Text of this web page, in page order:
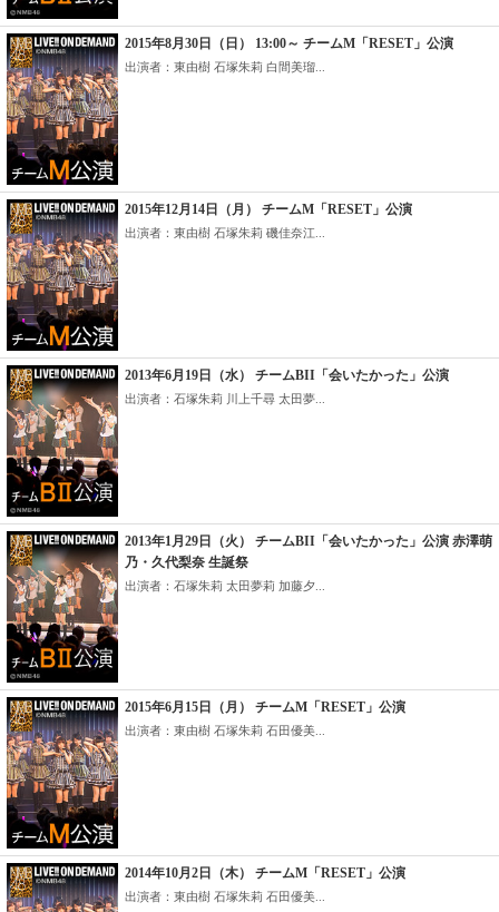
2015年8月30日（日） 13:00～ チームM「RESET」公演
出演者：東由樹 石塚朱莉 白間美瑠...
2015年12月14日（月） チームM「RESET」公演
出演者：東由樹 石塚朱莉 磯佳奈江...
2013年6月19日（水） チームBII「会いたかった」公演
出演者：石塚朱莉 川上千尋 太田夢...
2013年1月29日（火） チームBII「会いたかった」公演 赤澤萌
乃・久代梨奈 生誕祭
出演者：石塚朱莉 太田夢莉 加藤夕...
2015年6月15日（月） チームM「RESET」公演
出演者：東由樹 石塚朱莉 石田優美...
2014年10月2日（木） チームM「RESET」公演
出演者：東由樹 石塚朱莉 石田優美...